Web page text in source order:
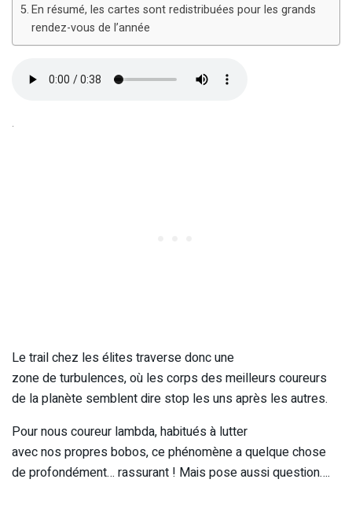
En résumé, les cartes sont redistribuées pour les grands
rendez-vous de l’année
.
Le trail chez les élites traverse donc une
zone de turbulences, où les corps des meilleurs coureurs
de la planète semblent dire stop les uns après les autres.
Pour nous coureur lambda, habitués à lutter
avec nos propres bobos, ce phénomène a quelque chose
de profondément… rassurant ! Mais pose aussi question….